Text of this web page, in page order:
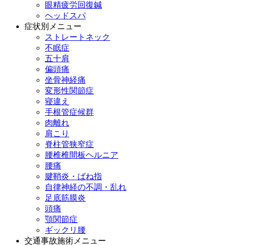
眼精疲労回復鍼
ヘッドスパ
症状別メニュー
ストレートネック
不眠症
五十肩
偏頭痛
坐骨神経痛
変形性関節症
寝違え
手根管症候群
肉離れ
肩こり
脊柱管狭窄症
腰椎椎間板ヘルニア
腰痛
腱鞘炎・ばね指
自律神経の不調・乱れ
足底筋膜炎
頭痛
顎関節症
ギックリ腰
交通事故施術メニュー